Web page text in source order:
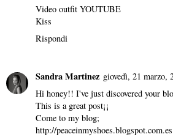
Video outfit YOUTUBE
Kiss
Rispondi
Sandra Martinez giovedì, 21 marzo,
Hi honey!! I've just discovered your
This is a great post¡¡
Come to my blog;
http://peaceinmyshoes.blogspot.com.es